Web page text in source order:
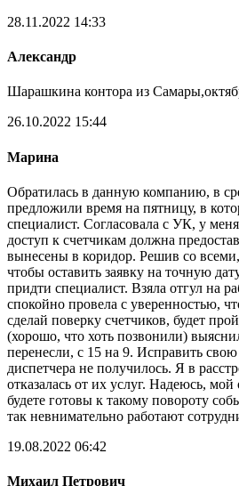
28.11.2022 14:33
Александр
Шарашкина контора из
26.10.2022 15:44
Марина
Обратилась в данную компанию, в
предложили время на пятницу, в
специалист. Согласовала с УК, у
доступ к счетчикам должна
вынесены в коридор. Решив со
чтобы оставить заявку на точную
придти специалист. Взяла отгул на
спокойно провела с уверенностью,
сделай поверку счетчиков, будет
(хорошо, что хоть позвонили)
перенесли, с 15 на 9. Исправить
диспетчера не получилось. Я в
отказалась от их услуг. Надеюсь,
будете готовы к такому повороту
так невнимательно работают
19.08.2022 06:42
Михаил Петрович